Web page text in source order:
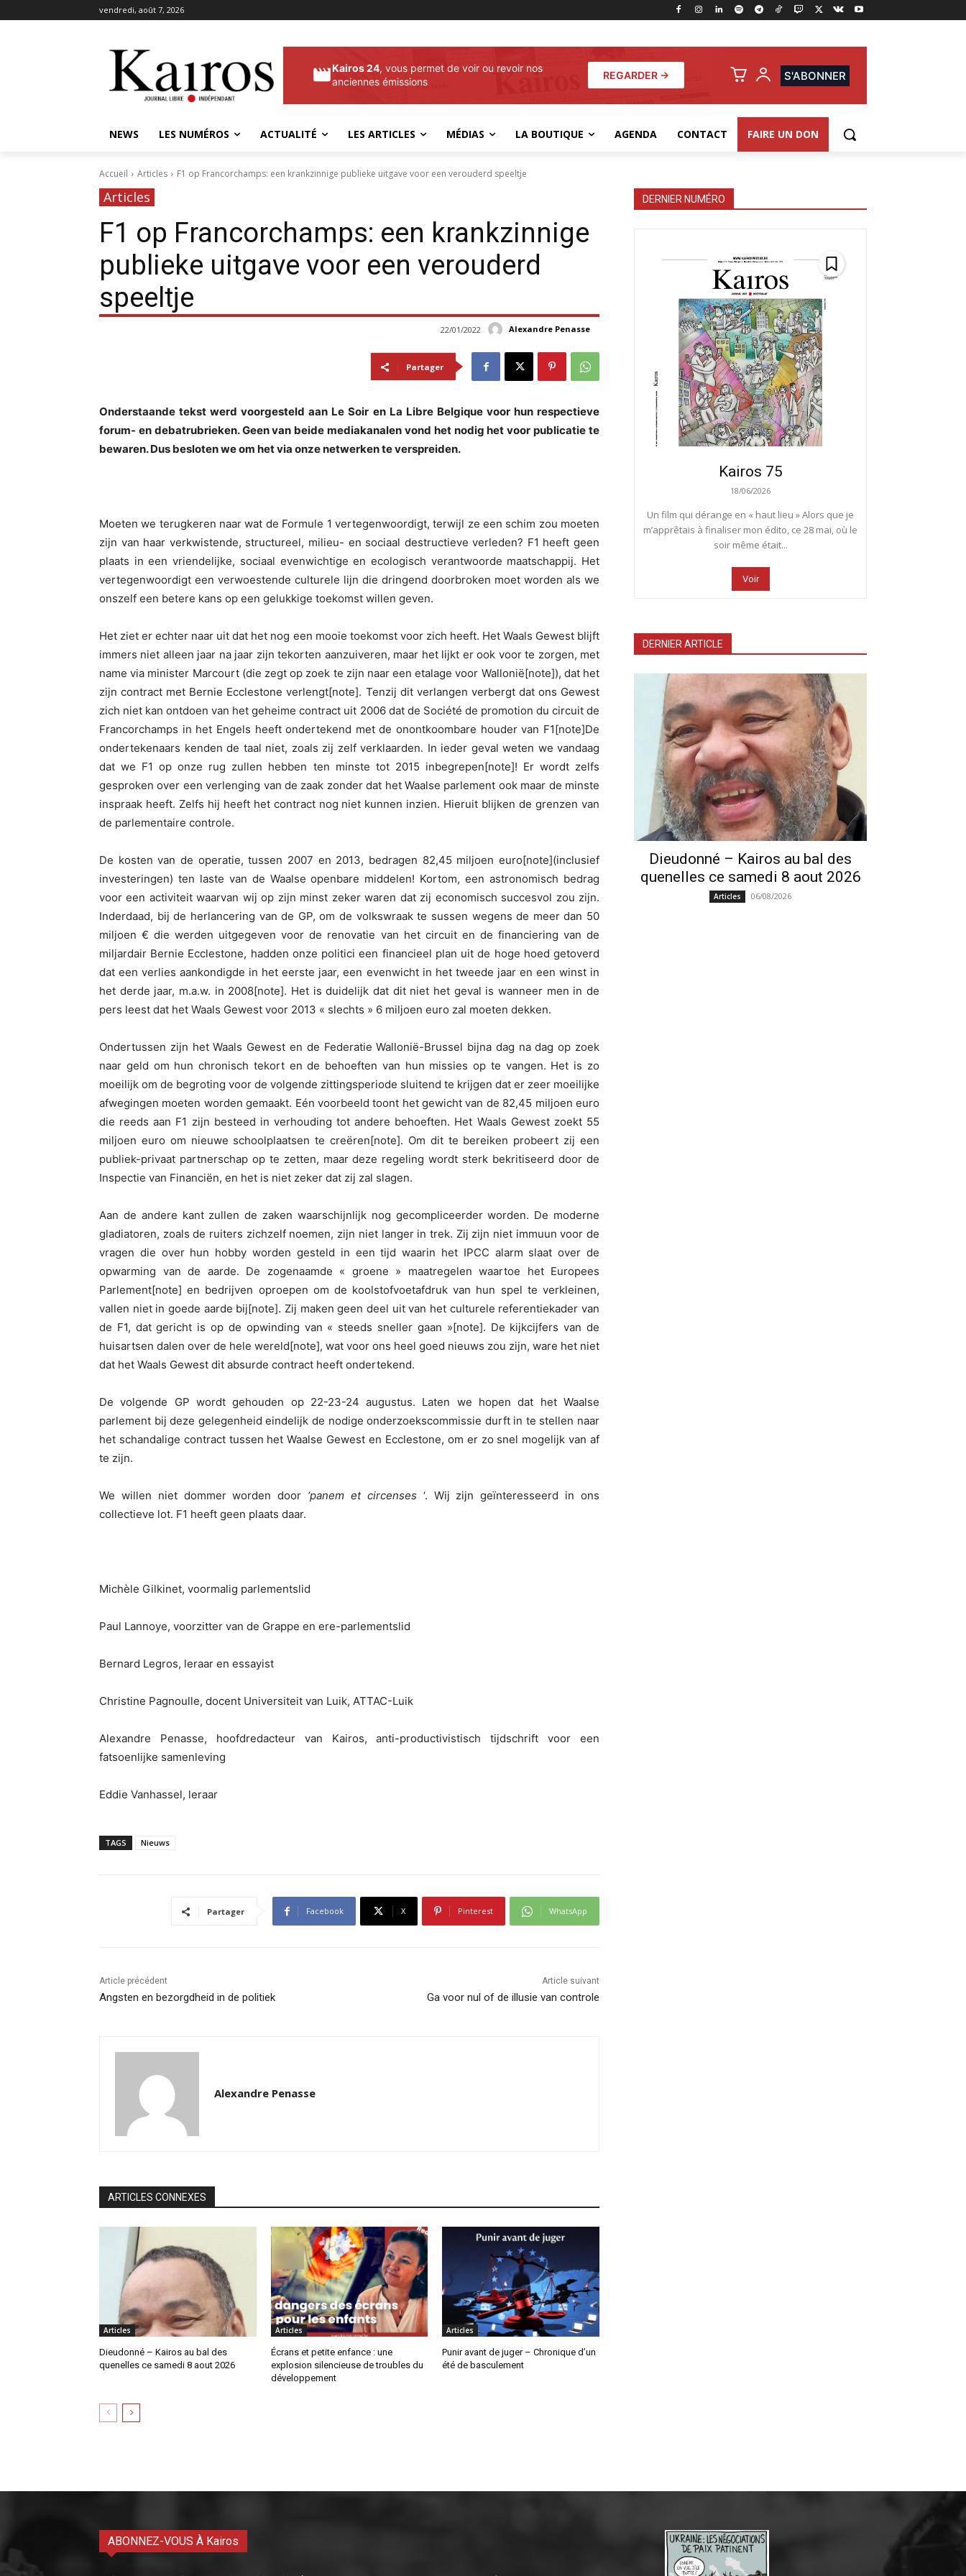
vendredi, août 7, 2026
Kairos 24, vous permet de voir ou revoir nos
anciennes émissions
REGARDER → S'ABONNER
NEWS LES NUMÉROS ACTUALITÉ LES ARTICLES MÉDIAS LA BOUTIQUE AGENDA CONTACT FAIRE UN DON
Accueil Articles F1 op Francorchamps: een krankzinnige publieke uitgave voor een verouderd speeltje
Articles
F1 op Francorchamps: een krankzinnige
publieke uitgave voor een verouderd
speeltje
Alexandre Penasse
22/01/2022
Partager
Onderstaande tekst werd voorgesteld aan Le Soir en La Libre Belgique voor hun respectieve
forum- en debatrubrieken. Geen van beide mediakanalen vond het nodig het voor publicatie te
bewaren. Dus besloten we om het via onze netwerken te verspreiden.
Moeten we terugkeren naar wat de Formule 1 vertegenwoordigt, terwijl ze een schim zou moeten
zijn van haar verkwistende, structureel, milieu- en sociaal destructieve verleden? F1 heeft geen
plaats in een vriendelijke, sociaal evenwichtige en ecologisch verantwoorde maatschappij. Het
vertegenwoordigt een verwoestende culturele lijn die dringend doorbroken moet worden als we
onszelf een betere kans op een gelukkige toekomst willen geven.
Het ziet er echter naar uit dat het nog een mooie toekomst voor zich heeft. Het Waals Gewest blijft
immers niet alleen jaar na jaar zijn tekorten aanzuiveren, maar het lijkt er ook voor te zorgen, met
name via minister Marcourt (die zegt op zoek te zijn naar een etalage voor Wallonië[note]), dat het
zijn contract met Bernie Ecclestone verlengt[note]. Tenzij dit verlangen verbergt dat ons Gewest
zich niet kan ontdoen van het geheime contract uit 2006 dat de Société de promotion du circuit de
Francorchamps in het Engels heeft ondertekend met de onontkoombare houder van F1[note]De
ondertekenaars kenden de taal niet, zoals zij zelf verklaarden. In ieder geval weten we vandaag
dat we F1 op onze rug zullen hebben ten minste tot 2015 inbegrepen[note]! Er wordt zelfs
gesproken over een verlenging van de zaak zonder dat het Waalse parlement ook maar de minste
inspraak heeft. Zelfs hij heeft het contract nog niet kunnen inzien. Hieruit blijken de grenzen van
de parlementaire controle.
De kosten van de operatie, tussen 2007 en 2013, bedragen 82,45 miljoen euro[note](inclusief
investeringen) ten laste van de Waalse openbare middelen! Kortom, een astronomisch bedrag
voor een activiteit waarvan wij op zijn minst zeker waren dat zij economisch succesvol zou zijn.
Inderdaad, bij de herlancering van de GP, om de volkswraak te sussen wegens de meer dan 50
miljoen € die werden uitgegeven voor de renovatie van het circuit en de financiering van de
miljardair Bernie Ecclestone, hadden onze politici een financieel plan uit de hoge hoed getoverd
dat een verlies aankondigde in het eerste jaar, een evenwicht in het tweede jaar en een winst in
het derde jaar, m.a.w. in 2008[note]. Het is duidelijk dat dit niet het geval is wanneer men in de
pers leest dat het Waals Gewest voor 2013 « slechts » 6 miljoen euro zal moeten dekken.
Ondertussen zijn het Waals Gewest en de Federatie Wallonië-Brussel bijna dag na dag op zoek
naar geld om hun chronisch tekort en de behoeften van hun missies op te vangen. Het is zo
moeilijk om de begroting voor de volgende zittingsperiode sluitend te krijgen dat er zeer moeilijke
afwegingen moeten worden gemaakt. Eén voorbeeld toont het gewicht van de 82,45 miljoen euro
die reeds aan F1 zijn besteed in verhouding tot andere behoeften. Het Waals Gewest zoekt 55
miljoen euro om nieuwe schoolplaatsen te creëren[note]. Om dit te bereiken probeert zij een
publiek-privaat partnerschap op te zetten, maar deze regeling wordt sterk bekritiseerd door de
Inspectie van Financiën, en het is niet zeker dat zij zal slagen.
Aan de andere kant zullen de zaken waarschijnlijk nog gecompliceerder worden. De moderne
gladiatoren, zoals de ruiters zichzelf noemen, zijn niet langer in trek. Zij zijn niet immuun voor de
vragen die over hun hobby worden gesteld in een tijd waarin het IPCC alarm slaat over de
opwarming van de aarde. De zogenaamde « groene » maatregelen waartoe het Europees
Parlement[note] en bedrijven oproepen om de koolstofvoetafdruk van hun spel te verkleinen,
vallen niet in goede aarde bij[note]. Zij maken geen deel uit van het culturele referentiekader van
de F1, dat gericht is op de opwinding van « steeds sneller gaan »[note]. De kijkcijfers van de
huisartsen dalen over de hele wereld[note], wat voor ons heel goed nieuws zou zijn, ware het niet
dat het Waals Gewest dit absurde contract heeft ondertekend.
De volgende GP wordt gehouden op 22-23-24 augustus. Laten we hopen dat het Waalse
parlement bij deze gelegenheid eindelijk de nodige onderzoekscommissie durft in te stellen naar
het schandalige contract tussen het Waalse Gewest en Ecclestone, om er zo snel mogelijk van af
te zijn.
We willen niet dommer worden door ‘panem et circenses ‘. Wij zijn geïnteresseerd in ons
collectieve lot. F1 heeft geen plaats daar.
Michèle Gilkinet, voormalig parlementslid
Paul Lannoye, voorzitter van de Grappe en ere-parlementslid
Bernard Legros, leraar en essayist
Christine Pagnoulle, docent Universiteit van Luik, ATTAC-Luik
Alexandre Penasse, hoofdredacteur van Kairos, anti-productivistisch tijdschrift voor een
fatsoenlijke samenleving
Eddie Vanhassel, leraar
TAGS Nieuws
Partager Facebook X Pinterest WhatsApp
Article précédent
Angsten en bezorgdheid in de politiek
Article suivant
Ga voor nul of de illusie van controle
Alexandre Penasse
ARTICLES CONNEXES
Articles
Dieudonné – Kairos au bal des
quenelles ce samedi 8 aout 2026
Articles
Écrans et petite enfance : une
explosion silencieuse de troubles du
développement
Articles
Punir avant de juger – Chronique d’un
été de basculement
DERNIER NUMÉRO
Kairos 75
18/06/2026
Un film qui dérange en « haut lieu » Alors que je
m’apprêtais à finaliser mon édito, ce 28 mai, où le
soir même était...
Voir
DERNIER ARTICLE
Dieudonné – Kairos au bal des
quenelles ce samedi 8 aout 2026
Articles 06/08/2026
ABONNEZ-VOUS À Kairos